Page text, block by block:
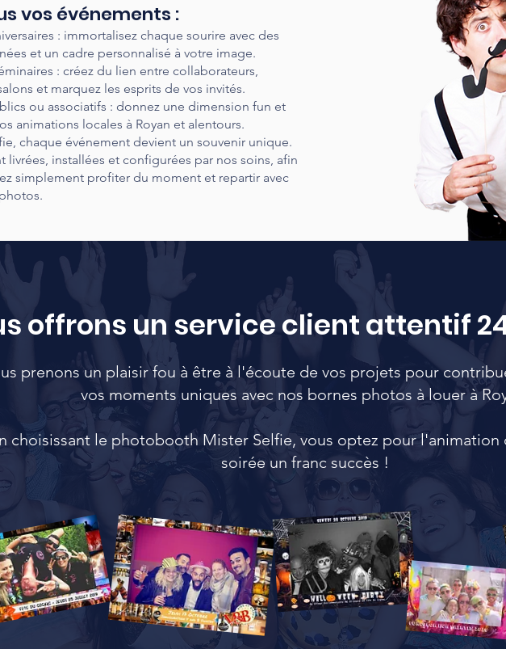
vos événements :
: immortalisez chaque sourire avec des
et un cadre personnalisé à votre image.
: créez du lien entre collaborateurs,
et marquez les esprits de vos invités.
ou associatifs : donnez une dimension fun et
animations locales à Royan et alentours.
chaque événement devient un souvenir unique.
livrées, installées et configurées par nos soins, afin
simplement profiter du moment et repartir avec
offrons un service client attentif
prenons un plaisir fou à être à l'écoute de vos projets pour
vos moments uniques avec nos bornes photos à louer à
choisissant le photobooth Mister Selfie, vous optez pour l'animation
soirée un franc succès !